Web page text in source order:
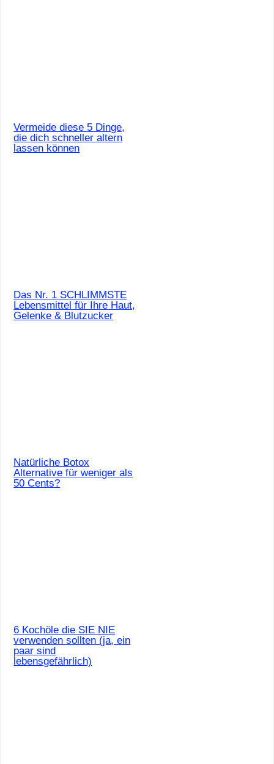
Vermeide diese 5 Dinge,
die dich schneller altern
lassen können
Das Nr. 1 SCHLIMMSTE
Lebensmittel für Ihre Haut,
Gelenke & Blutzucker
Natürliche Botox
Alternative für weniger als
50 Cents?
6 Kochöle die SIE NIE
verwenden sollten (ja, ein
paar sind
lebensgefährlich)